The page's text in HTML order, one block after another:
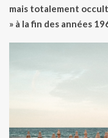
mais totalement
» à la fin des années